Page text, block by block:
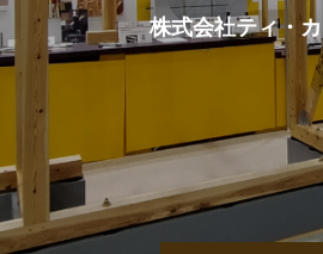
株式会社ティ・カ ト